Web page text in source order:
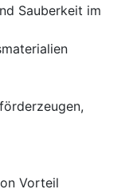
Sauberkeit im
Vorteil